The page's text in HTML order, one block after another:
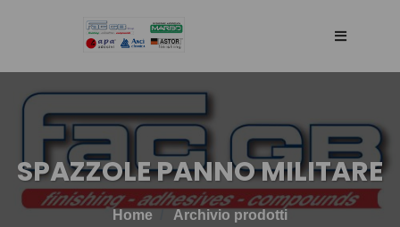
HOME
AGENCY
SELLING WEB
SPAZZOLE PANNO MILITARE
Home
Archivio prodotti